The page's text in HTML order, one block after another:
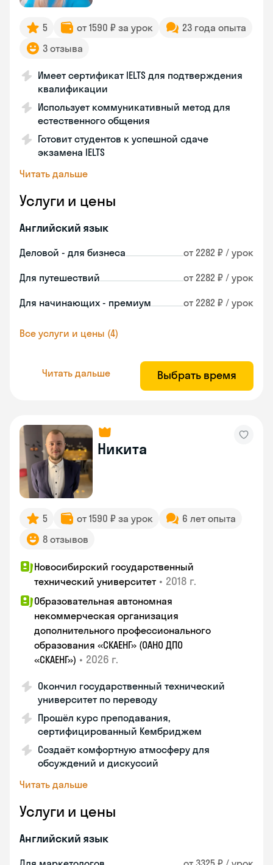
5 от 1590 ₽ за урок
23 года опыта
3 отзыва
Имеет сертификат IELTS для подтверждения
квалификации
Использует коммуникативный метод для
естественного общения
Готовит студентов к успешной сдаче
экзамена IELTS
Читать дальше
Услуги и цены
Английский язык
Деловой - для бизнеса от 2282 ₽ / урок
Для путешествий от 2282 ₽ / урок
Для начинающих - премиум от 2282 ₽ / урок
Все услуги и цены (4)
Читать дальше Выбрать время
Никита
5 от 1590 ₽ за урок
6 лет опыта
8 отзывов
Новосибирский государственный
технический университет • 2018 г.
Образовательная автономная
некоммерческая организация
дополнительного профессионального
образования «СКАЕНГ» (ОАНО ДПО
«СКАЕНГ») • 2026 г.
Окончил государственный технический
университет по переводу
Прошёл курс преподавания,
сертифицированный Кембриджем
Создаёт комфортную атмосферу для
обсуждений и дискуссий
Читать дальше
Услуги и цены
Английский язык